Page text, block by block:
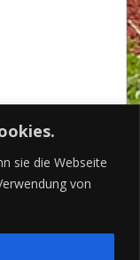
sie die Webseite
von